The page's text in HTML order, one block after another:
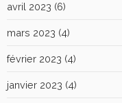
avril 2023 (6)
mars 2023 (4)
février 2023 (4)
janvier 2023 (4)